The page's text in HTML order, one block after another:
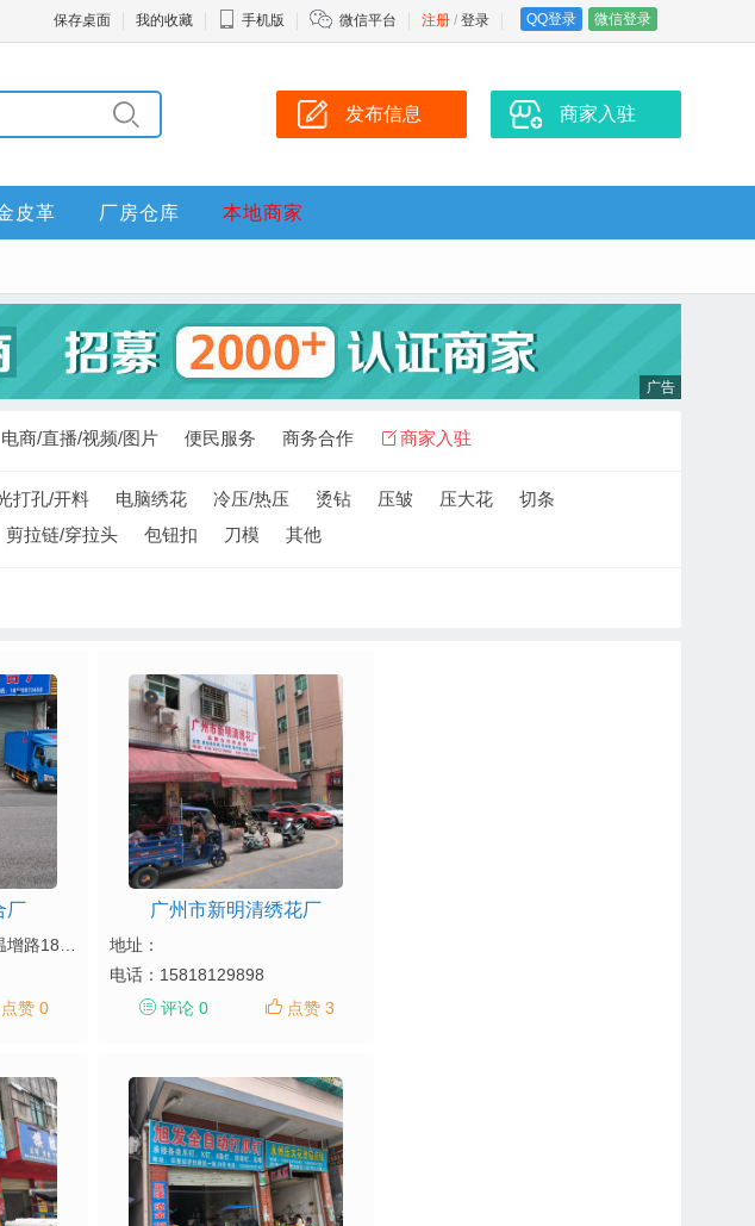
注册 / 登录 QQ登录 微信登录
保存桌面 我的收藏 手机版 微信平台
发布信息 商家入驻
皮革 厂房仓库 本地商家
电商/直播/视频/图片 便民服务 商务合作 商家入驻
打孔/开料 电脑绣花 冷压/热压 烫钻 压皱 压大花
切条
剪拉链/穿拉头 包钮扣 刀模 其他
厂
点赞 0
广州市新明清绣花厂
地址：
电话： 15818129898
评论 0
点赞 3